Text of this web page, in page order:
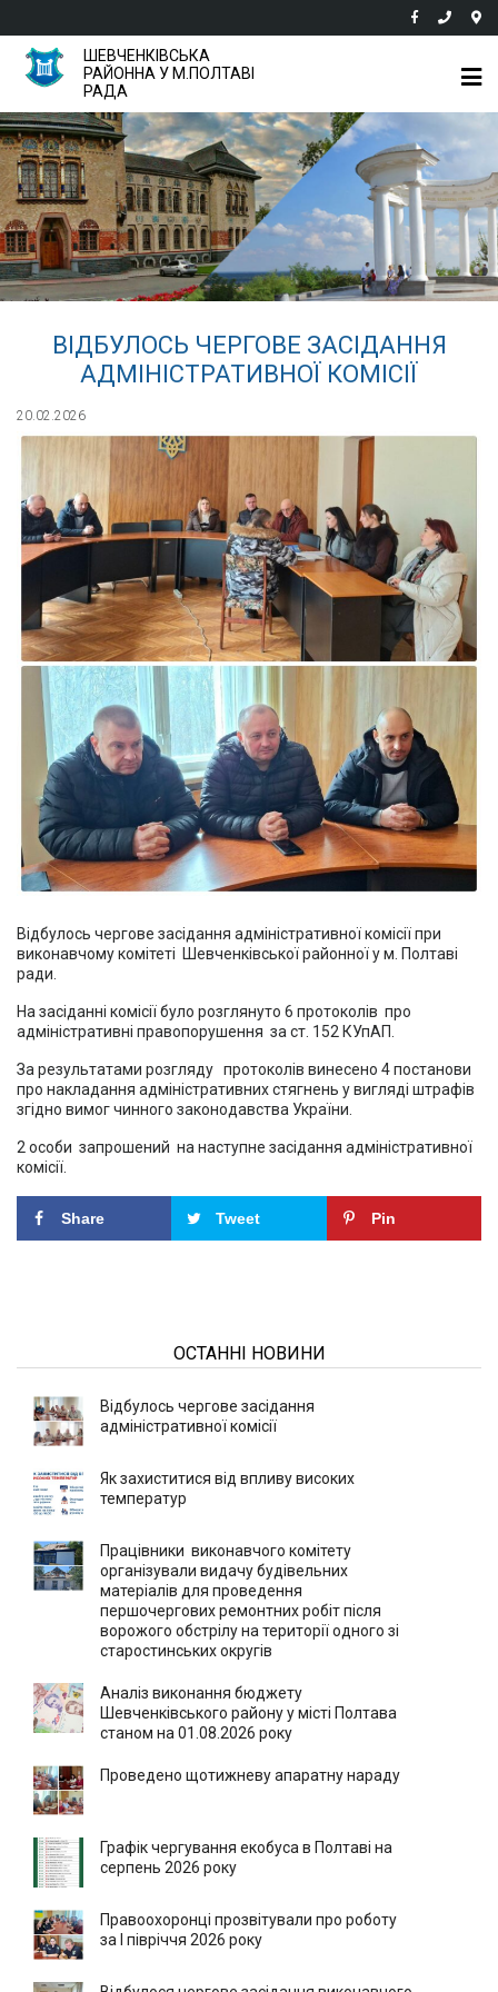
ШЕВЧЕНКІВСЬКА
РАЙОННА У М.ПОЛТАВІ
РАДА
ВІДБУЛОСЬ ЧЕРГОВЕ ЗАСІДАННЯ
АДМІНІСТРАТИВНОЇ КОМІСІЇ
20.02.2026
Відбулось чергове засідання адміністративної комісії при
виконавчому комітеті Шевченківської районної у м. Полтаві
ради.
На засіданні комісії було розглянуто 6 протоколів про
адміністративні правопорушення за ст. 152 КУпАП.
За результатами розгляду протоколів винесено 4 постанови
про накладання адміністративних стягнень у вигляді штрафів
згідно вимог чинного законодавства України.
2 особи запрошений на наступне засідання адміністративної
комісії.
Share Tweet Pin
ОСТАННІ НОВИНИ
Відбулось чергове засідання
адміністративної комісії
Як захиститися від впливу високих
температур
Працівники виконавчого комітету
організували видачу будівельних
матеріалів для проведення
першочергових ремонтних робіт після
ворожого обстрілу на території одного зі
старостинських округів
Аналіз виконання бюджету
Шевченківського району у місті Полтава
станом на 01.08.2026 року
Проведено щотижневу апаратну нараду
Графік чергування екобуса в Полтаві на
серпень 2026 року
Правоохоронці прозвітували про роботу
за І півріччя 2026 року